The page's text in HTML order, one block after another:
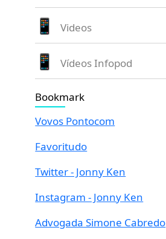
Videos
Vídeos Infopod
Bookmark
Vovos Pontocom
Favoritudo
Twitter - Jonny Ken
Instagram - Jonny Ken
Advogada Simone Cabredo